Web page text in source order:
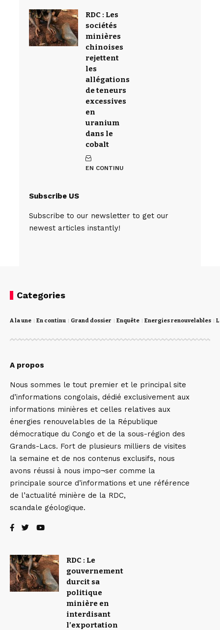
RDC : Les
sociétés
minières
chinoises
rejettent
les
allégations
de teneurs
excessives
en
uranium
dans le
cobalt
EN CONTINU
Subscribe US
Subscribe to our newsletter to get our
newest articles instantly!
Categories
A la une En continu Grand dossier Enquête Energies renouvelables
A propos
Nous sommes le tout premier et le principal site
d’informations congolais, dédié exclusivement aux
informations minières et celles relatives aux
énergies renouvelables de la République
démocratique du Congo et de la sous-région des
Grands-Lacs. Fort de plusieurs milliers de visites
la semaine et de nos contenus exclusifs, nous
avons réussi à nous impo¬ser comme la
principale source d’informations et une référence
de l’actualité minière de la RDC,
scandale géologique.
RDC : Le
gouvernement
durcit sa
politique
minière en
interdisant
l’exportation